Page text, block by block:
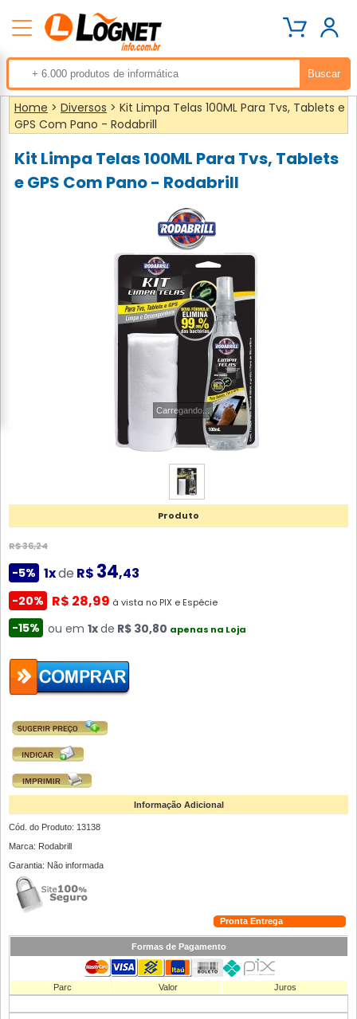
Home > Diversos > Kit Limpa Telas 100ML Para Tvs, Tablets e
GPS Com Pano - Rodabrill
Kit Limpa Telas 100ML Para Tvs, Tablets
e GPS Com Pano - Rodabrill
Carregando...
Produto
R$ 36,24
-5% 1xde R$ 34,43
-20% R$ 28,99 à vista no PIX e Espécie
-15% ou em 1xde R$ 30,80 apenas na Loja
Informação Adicional
Cód. do Produto: 13138
Marca: Rodabrill
Garantia: Não informada
Pronta Entrega
Formas de Pagamento
Parc Valor Juros